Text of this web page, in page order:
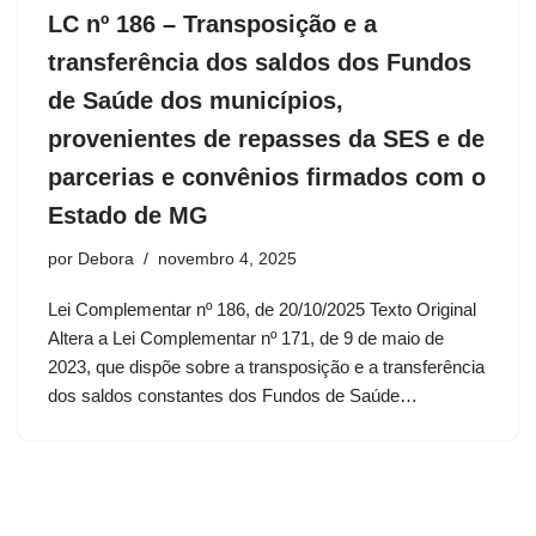
LC nº 186 – Transposição e a
transferência dos saldos dos Fundos
de Saúde dos municípios,
provenientes de repasses da SES e de
parcerias e convênios firmados com o
Estado de MG
por Debora novembro 4, 2025
Lei Complementar nº 186, de 20/10/2025 Texto Original
Altera a Lei Complementar nº 171, de 9 de maio de
2023, que dispõe sobre a transposição e a transferência
dos saldos constantes dos Fundos de Saúde…